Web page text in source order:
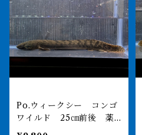
Po.ウィークシー コンゴ
ワイルド 25㎝前後 薬
浴完了済